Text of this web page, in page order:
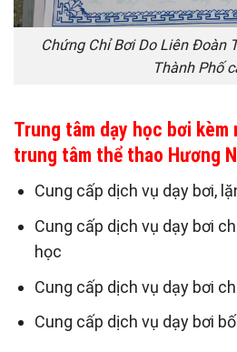
Chứng Chỉ Bơi Do Liên Đoàn
Thành Phố
Trung tâm dạy học bơi kèm
trung tâm thể thao Hương
Cung cấp dịch vụ dạy bơi,
Cung cấp dịch vụ dạy bơi
học
Cung cấp dịch vụ dạy bơi
Cung cấp dịch vụ dạy bơi